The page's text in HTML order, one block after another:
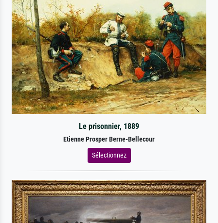
Le prisonnier, 1889
Etienne Prosper Berne-Bellecour
Sélectionnez